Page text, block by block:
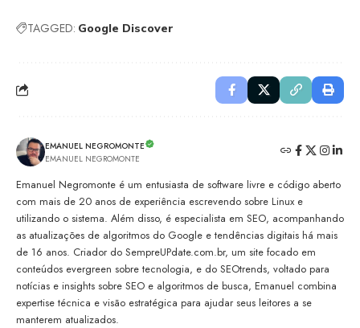
TAGGED: Google Discover
EMANUEL NEGROMONTE
EMANUEL NEGROMONTE
Emanuel Negromonte é um entusiasta de software livre e código aberto
com mais de 20 anos de experiência escrevendo sobre Linux e
utilizando o sistema. Além disso, é especialista em SEO, acompanhando
as atualizações de algoritmos do Google e tendências digitais há mais
de 16 anos. Criador do SempreUPdate.com.br, um site focado em
conteúdos evergreen sobre tecnologia, e do SEOtrends, voltado para
notícias e insights sobre SEO e algoritmos de busca, Emanuel combina
expertise técnica e visão estratégica para ajudar seus leitores a se
manterem atualizados.